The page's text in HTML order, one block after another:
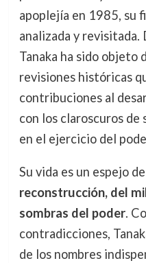
apoplejía en 1985, su
analizada y revisitada.
Tanaka ha sido objeto
revisiones históricas
contribuciones al
con los claroscuros
en el ejercicio del
Su vida es un espejo
reconstrucción, del
sombras del poder.
contradicciones,
de los nombres